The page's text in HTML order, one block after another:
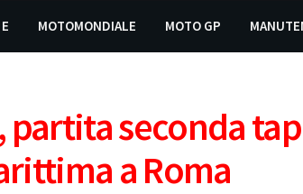
MOTOMONDIALE MOTO GP
partita seconda
a Roma